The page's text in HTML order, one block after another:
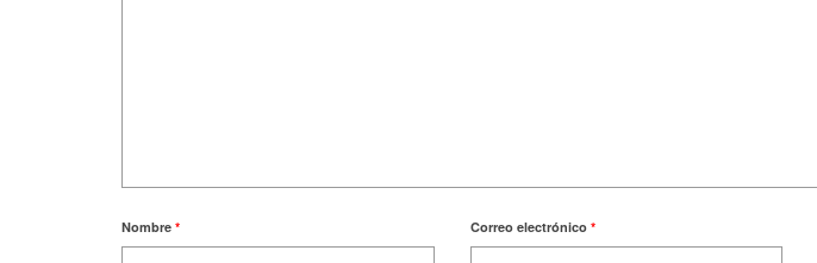
Nombre * Correo electrónico *